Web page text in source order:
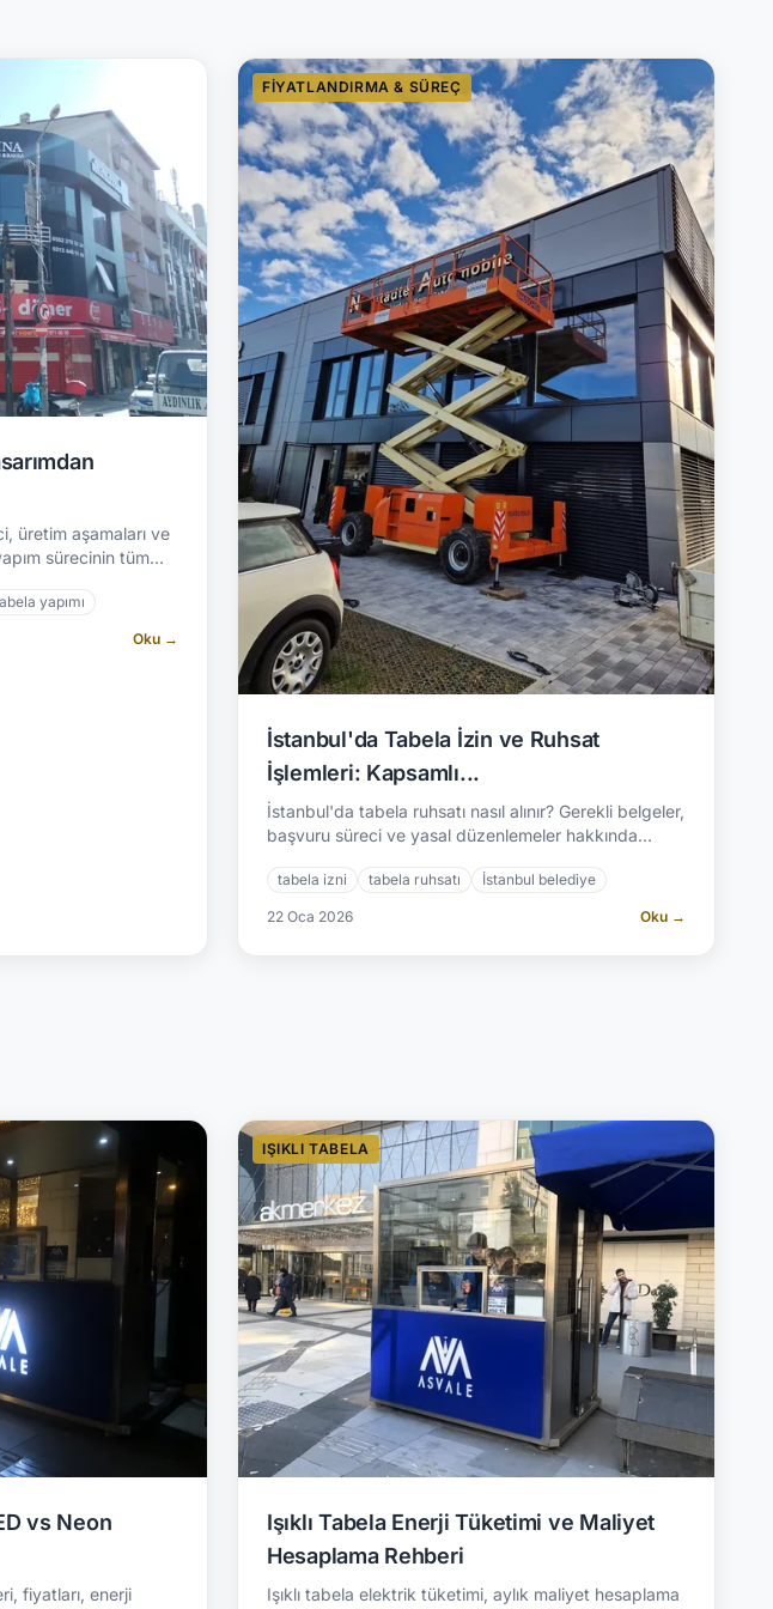
üretim aşamaları ve
sürecinin tüm
yapımı
Oku →
FIYATLANDIRMA & SÜREÇ
İstanbul'da Tabela İzin ve Ruhsat
İşlemleri: Kapsamlı...
İstanbul'da tabela ruhsatı nasıl alınır? Gerekli belgeler,
başvuru süreci ve yasal düzenlemeler hakkında
tabela izni tabela ruhsatı İstanbul belediye
22 Oca 2026 Oku →
vs Neon
fiyatları, enerji
IŞIKLI TABELA
Işıklı Tabela Enerji Tüketimi ve Maliyet
Hesaplama Rehberi
Işıklı tabela elektrik tüketimi, aylık maliyet hesaplama